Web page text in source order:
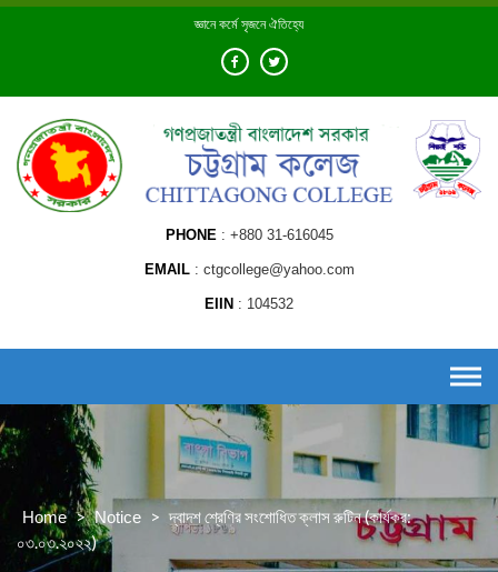
Skip
জ্ঞানে কর্মে সৃজনে ঐতিহ্যে
PHONE +880 31-616045
EMAIL ctgcollege@yahoo.com
EIIN 104532
Home > Notice > দ্বাদশ শ্রেণির সংশোধিত ক্লাস রুটিন (কার্যকর:
০৩.০৩.২০২২)